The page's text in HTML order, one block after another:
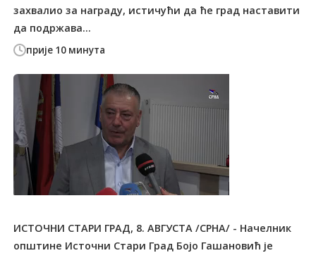
прије 10 минута
захвалио за награду, истичући да ће град наставити
да подржава...
ИСТОЧНИ СТАРИ ГРАД, 8. АВГУСТА /СРНА/ - Начелник
општине Источни Стари Град Бојо Гашановић је